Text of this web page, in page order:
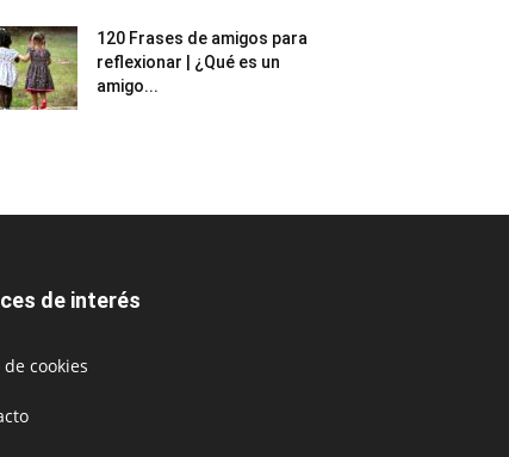
120 Frases de amigos para
reflexionar | ¿Qué es un
amigo...
de interés
de cookies